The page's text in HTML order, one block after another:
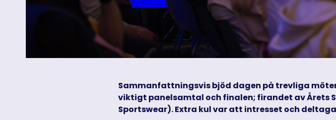
Sammanfattningsvis bjöd dagen på trevliga
viktigt panelsamtal och finalen; firandet av Årets
Sportswear). Extra kul var att intresset och